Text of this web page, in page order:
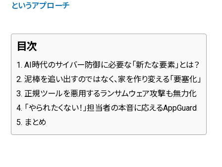
というアプローチ
目次
AI時代のサイバー防御に必要な「新たな要素」とは？
泥棒を追い出すのではなく、家を作り変える「要塞化」
正規ツールを悪用するランサムウェア攻撃も無力化
「やられたくない！」担当者の本音に応えるAppGuard
まとめ